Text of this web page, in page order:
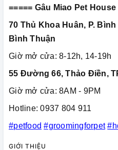
===== Gâu Miao Pet House
70 Thủ Khoa Huân, P.
Bình Thuận
Giờ mở cửa: 8-12h, 14-19h
55 Đường 66, Thảo Điền,
Giờ mở cửa: 8AM - 9PM
Hotline: 0937 804 911
#petfood #groomingforpet
GIỚI THIỆU